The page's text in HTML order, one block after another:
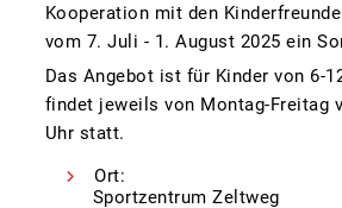
Kooperation mit den
vom 7. Juli - 1. August 2025 ein
Das Angebot ist für Kinder von 6-
findet jeweils von Montag-Freitag
Uhr statt.
Ort:
Sportzentrum Zeltweg